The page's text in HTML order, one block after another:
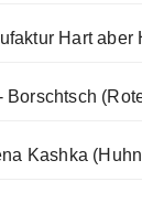
Hart aber
Borschtsch
Kashka